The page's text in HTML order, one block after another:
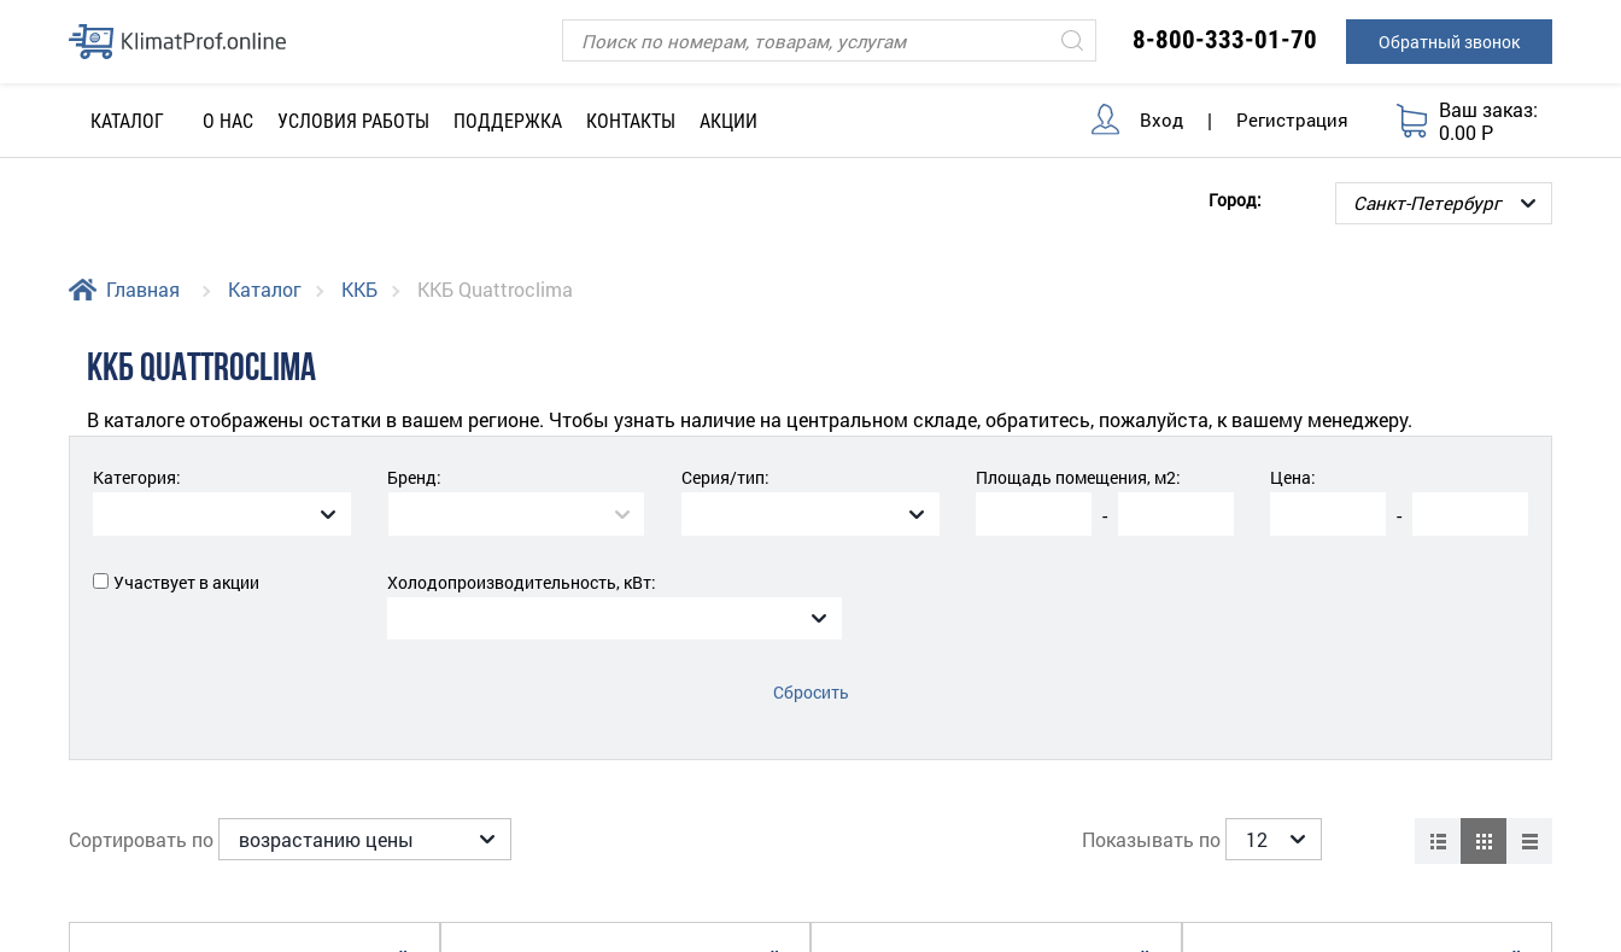
8-800-333-01-70 Обратный звонок
КАТАЛОГ О НАС УСЛОВИЯ РАБОТЫ ПОДДЕРЖКА КОНТАКТЫ АКЦИИ Вход | Регистрация
Ваш заказ:
0.00 Р
Город:
Главная Каталог ККБ ККБ Quattroclima
ККБ QUATTROCLIMA
В каталоге отображены остатки в вашем регионе. Чтобы узнать наличие на центральном складе, обратитесь, пожалуйста, к вашему менеджеру.
Категория: Бренд: Серия/тип: Площадь помещения, м2:
-
Цена:
-
Участвует в акции Холодопроизводительность, кВт:
Сбросить
Сортировать по Показывать по